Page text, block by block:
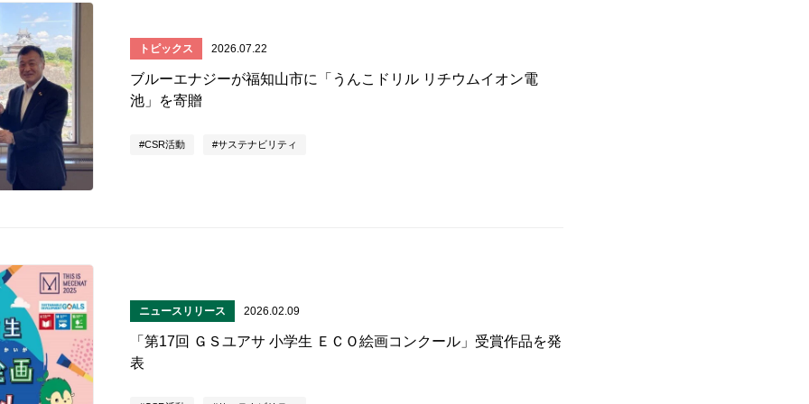
トピックス 2026.07.22
ブルーエナジーが福知山市に「うんこドリル リチウムイオン電
池」を寄贈
CSR活動 サステナビリティ
ニュースリリース 2026.02.09
「第17回 ＧＳユアサ 小学生 ＥＣＯ絵画コンクール」受賞作品を発
表